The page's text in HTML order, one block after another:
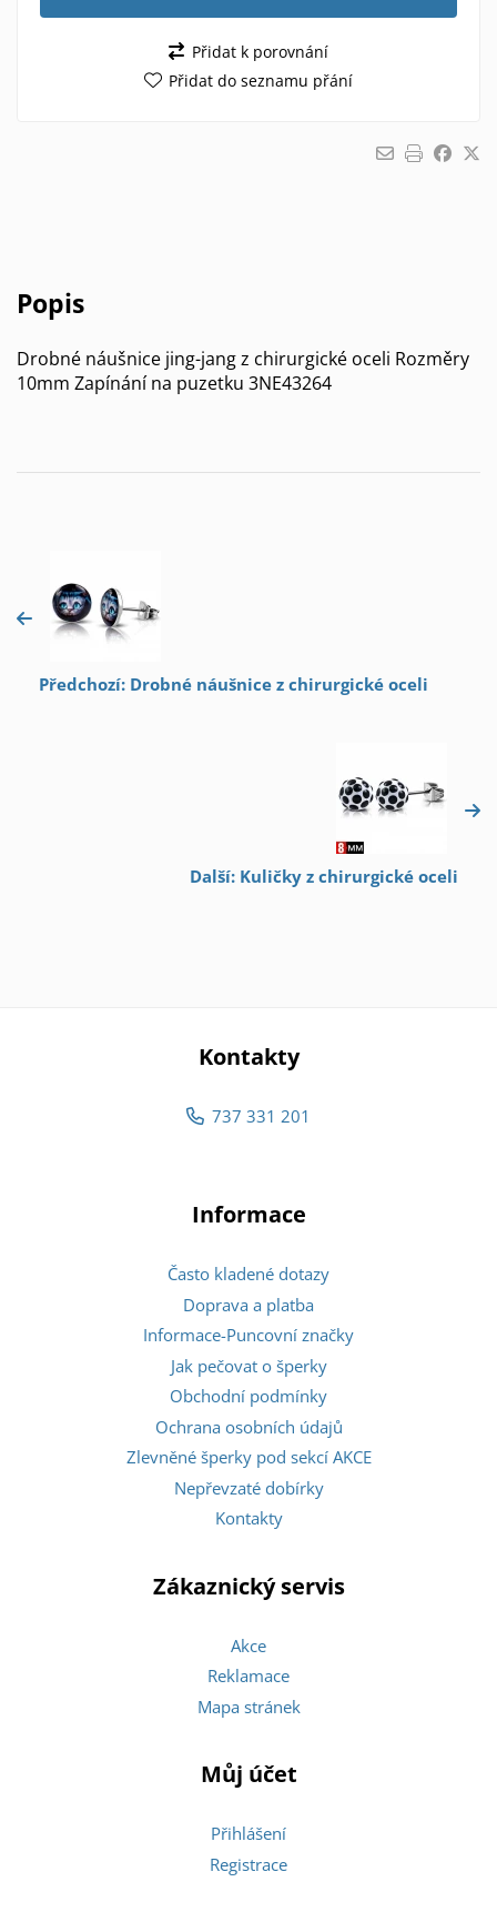
Přidat k porovnání
Přidat do seznamu přání
Popis
Drobné náušnice jing-jang z chirurgické oceli Rozměry
10mm Zapínání na puzetku 3NE43264
Předchozí: Drobné náušnice z chirurgické oceli
Další: Kuličky z chirurgické oceli
Kontakty
737 331 201
Informace
Často kladené dotazy
Doprava a platba
Informace-Puncovní značky
Jak pečovat o šperky
Obchodní podmínky
Ochrana osobních údajů
Zlevněné šperky pod sekcí AKCE
Nepřevzaté dobírky
Kontakty
Zákaznický servis
Akce
Reklamace
Mapa stránek
Můj účet
Přihlášení
Registrace